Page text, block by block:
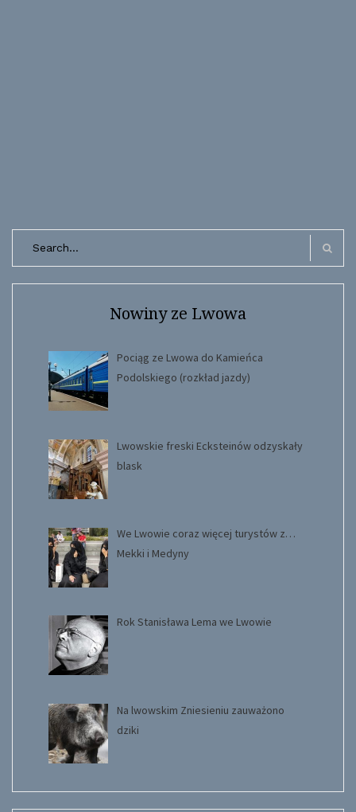
Search
Nowiny ze Lwowa
Pociąg ze Lwowa do Kamieńca
Podolskiego (rozkład jazdy)
Lwowskie freski Ecksteinów odzyskały
blask
We Lwowie coraz więcej turystów z…
Mekki i Medyny
Rok Stanisława Lema we Lwowie
Na lwowskim Zniesieniu zauważono
dziki